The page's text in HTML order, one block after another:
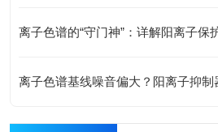
离子色谱的“守门神”：详解阳离子保